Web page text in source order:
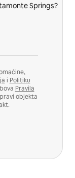
Springs?
i Politiku
Pravila
objekta